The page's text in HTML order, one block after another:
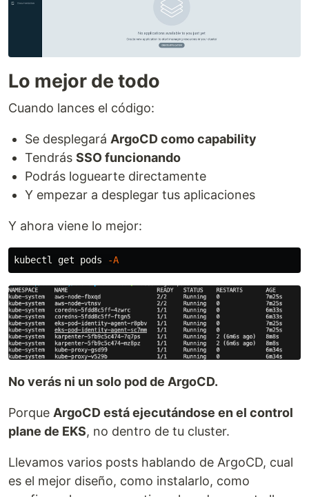
Lo mejor de todo
Cuando lances el código:
Se desplegará ArgoCD como capability
Tendrás SSO funcionando
Podrás loguearte directamente
Y empezar a desplegar tus aplicaciones
Y ahora viene lo mejor:
kubectl get pods -A
No verás ni un solo pod de ArgoCD.
Porque ArgoCD está ejecutándose en el control
plane de EKS, no dentro de tu cluster.
Llevamos varios posts hablando de ArgoCD, cual
es el mejor diseño, como instalarlo, como